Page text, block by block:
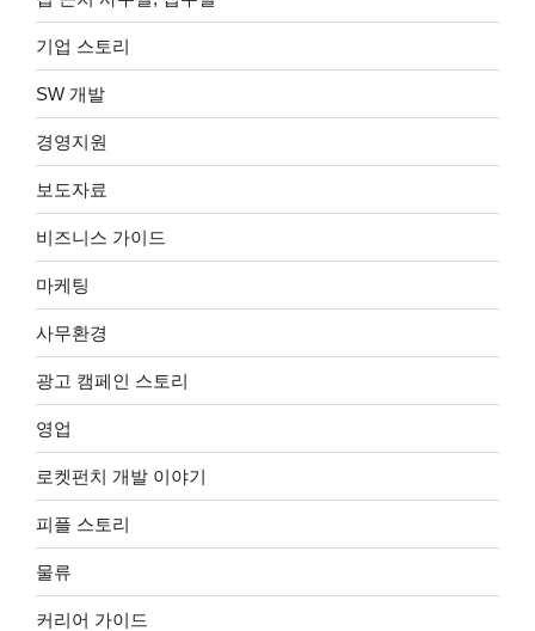
기업 스토리
SW 개발
경영지원
보도자료
비즈니스 가이드
마케팅
사무환경
광고 캠페인 스토리
영업
로켓펀치 개발 이야기
피플 스토리
물류
커리어 가이드